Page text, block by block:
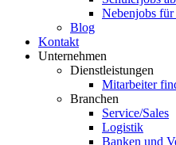
Nebenjobs
Blog
Kontakt
Unternehmen
Dienstleistungen
Mitarbeiter
Branchen
Service/Sales
Logistik
Banken und